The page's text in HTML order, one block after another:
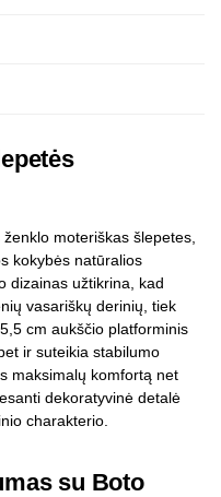
moteriškas šlepetes,
kokybės natūralios
dizainas užtikrina, kad
vasariškų derinių, tiek
cm aukščio platforminis
ir suteikia stabilumo
maksimalų komfortą net
dekoratyvinė detalė
charakterio.
su Boto